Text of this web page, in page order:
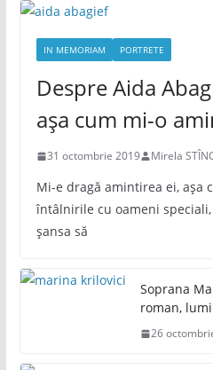
IN MEMORIAM PORTRETE
Despre Aida
așa cum mi-o
31 octombrie 2019 Mirela
Mi-e dragă amintirea ei, așa
întâlnirile cu oameni
șansa să
Soprana
roman,
26